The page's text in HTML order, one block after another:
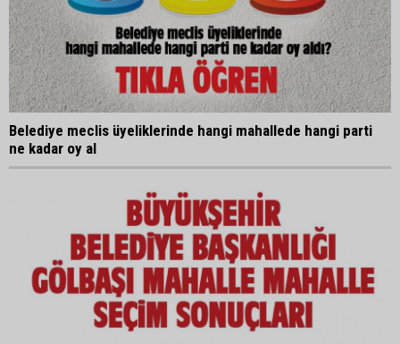
Belediye meclis üyeliklerinde hangi mahallede hangi parti
ne kadar oy al